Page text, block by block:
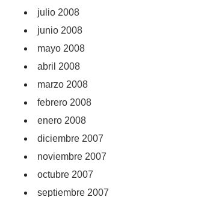
julio 2008
junio 2008
mayo 2008
abril 2008
marzo 2008
febrero 2008
enero 2008
diciembre 2007
noviembre 2007
octubre 2007
septiembre 2007